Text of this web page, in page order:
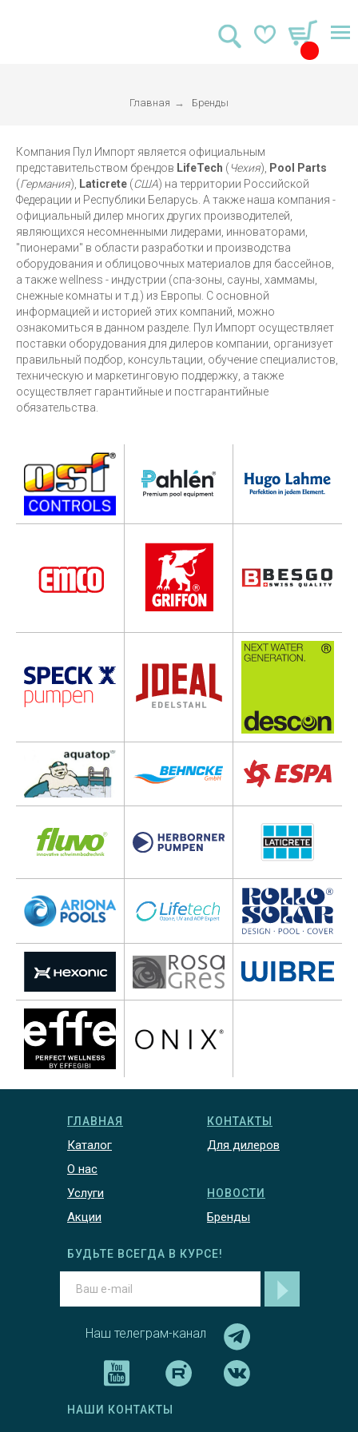
Главная → Бренды
Компания Пул Импорт является официальным
представительством брендов LifeTech ( Чехия),
Pool Parts
(Германия), Laticrete (США) на территории Российской
Федерации и Республики Беларусь. А также наша компания -
официальный дилер многих других производителей,
являющихся несомненными лидерами, инноваторами,
"пионерами" в области разработки и производства
оборудования и облицовочных материалов для бассейнов,
а также wellness - индустрии (спа-зоны, сауны, хаммамы,
снежные комнаты и т.д.) из Европы. С основной
информацией и историей этих компаний, можно
ознакомиться в данном разделе. Пул Импорт осуществляет
поставки оборудования для дилеров компании, организует
правильный подбор, консультации, обучение специалистов,
техническую и маркетинговую поддержку, а также
осуществляет гарантийные и постгарантийные
обязательства.
ГЛАВНАЯ
Каталог
О нас
Услуги
Акции
КОНТАКТЫ
Для дилеров
НОВОСТИ
Бренды
Наш телеграм-канал
БУДЬТЕ ВСЕГДА В КУРСЕ!
НАШИ КОНТАКТЫ